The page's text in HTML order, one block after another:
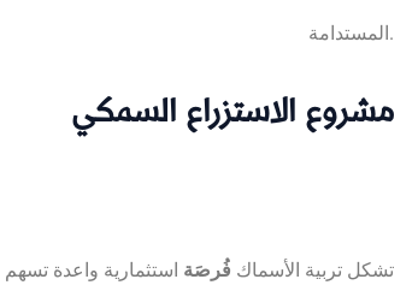
المستدامة.
مشروع الاستزراع السمكي
تشكل تربية الأسماك فُرصَة استثمارية واعدة